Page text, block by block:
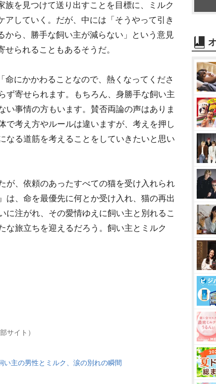
族を見つけて送り出すことを目標に、ミルク
アしていく。だが、中には「そうやって引き
から、勝手な飼い主が減らない」という意見
せられることもあるそうだ。
命にかかわることなので、熱くなってくださ
ず寄せられます。もちろん、身勝手な飼い主
い事情の方もいます。賛否両論の声はありま
で考え方やルールは違いますが、考えを押し
なる道筋を考えることをしていきたいと思い
、依頼のあったすべての猫を受け入れられ
は、命を最優先に何とか受け入れ、猫の再出
に注がれ、その愛情ゆえに飼い主と別れるこ
な旅立ちを迎えるだろう。飼い主とミルク
部サイト）
い主の男性とミルク、涙の別れの瞬間